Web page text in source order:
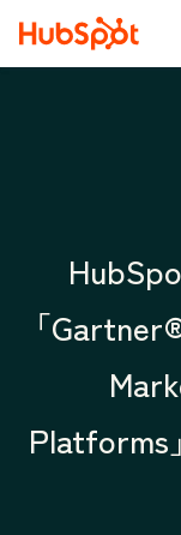
「
Platforms